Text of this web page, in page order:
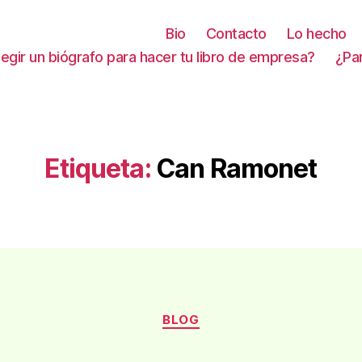
Bio Contacto
Lo hecho
un biógrafo para hacer tu libro de empresa?
Etiqueta: Can Ramonet
Categorías
BLOG